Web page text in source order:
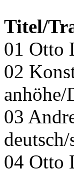
Titel/
01 Otto
02
anhöhe/
03
04 Otto